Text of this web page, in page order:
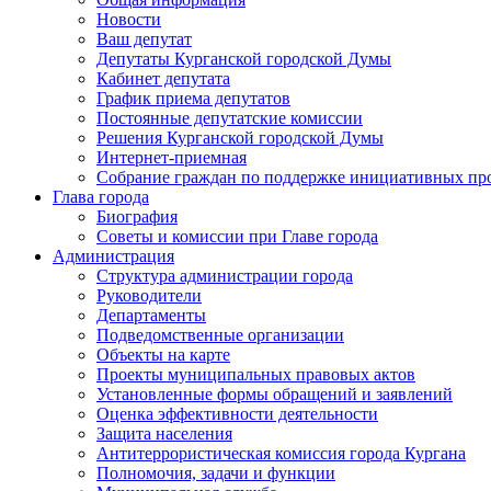
Новости
Ваш депутат
Депутаты Курганской городской Думы
Кабинет депутата
График приема депутатов
Постоянные депутатские комиссии
Решения Курганской городской Думы
Интернет-приемная
Собрание граждан по поддержке инициативных
Глава города
Биография
Советы и комиссии при Главе города
Администрация
Структура администрации города
Руководители
Департаменты
Подведомственные организации
Объекты на карте
Проекты муниципальных правовых актов
Установленные формы обращений и заявлений
Оценка эффективности деятельности
Защита населения
Антитеррористическая комиссия города Кургана
Полномочия, задачи и функции